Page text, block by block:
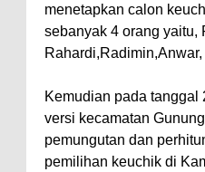
menetapkan calon
sebanyak 4 orang yaitu,
Kemudian pada tanggal
versi kecamatan
pemungutan dan
pemilihan keuchik di